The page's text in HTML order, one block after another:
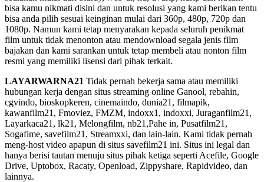
bisa kamu nikmati disini dan untuk resolusi yang kami berikan tentu
bisa anda pilih sesuai keinginan mulai dari 360p, 480p, 720p dan
1080p. Namun kami tetap menyarakan kepada seluruh penikmat
film untuk tidak menonton atau mendownload segala jenis film
bajakan dan kami sarankan untuk tetap membeli atau nonton film
resmi yang memiliki lisensi dari pihak terkait.
LAYARWARNA21 Tidak pernah bekerja sama atau memiliki
hubungan kerja dengan situs streaming online Ganool, rebahin,
cgvindo, bioskopkeren, cinemaindo, dunia21, filmapik,
kawanfilm21, Fmoviez, FMZM, indoxx1, indoxxi, Juraganfilm21,
Layarkaca21, lk21, Melongfilm, nb21,Pahe in, Pusatfilm21,
Sogafime, savefilm21, Streamxxi, dan lain-lain. Kami tidak pernah
meng-host video apapun di situs savefilm21 ini. Situs ini legal dan
hanya berisi tautan menuju situs pihak ketiga seperti Acefile, Google
Drive, Uptobox, Racaty, Openload, Zippyshare, Rapidvideo, dan
lainnya.